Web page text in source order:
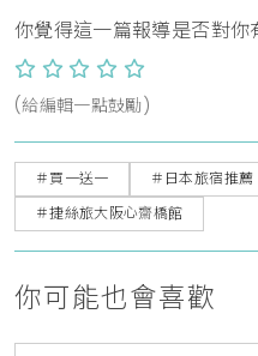
你覺得這一篇報導是否對
(給編輯一點鼓勵)
＃買一送一 ＃日本旅宿推薦
＃捷絲旅大阪心齋橋館
你可能也會喜歡